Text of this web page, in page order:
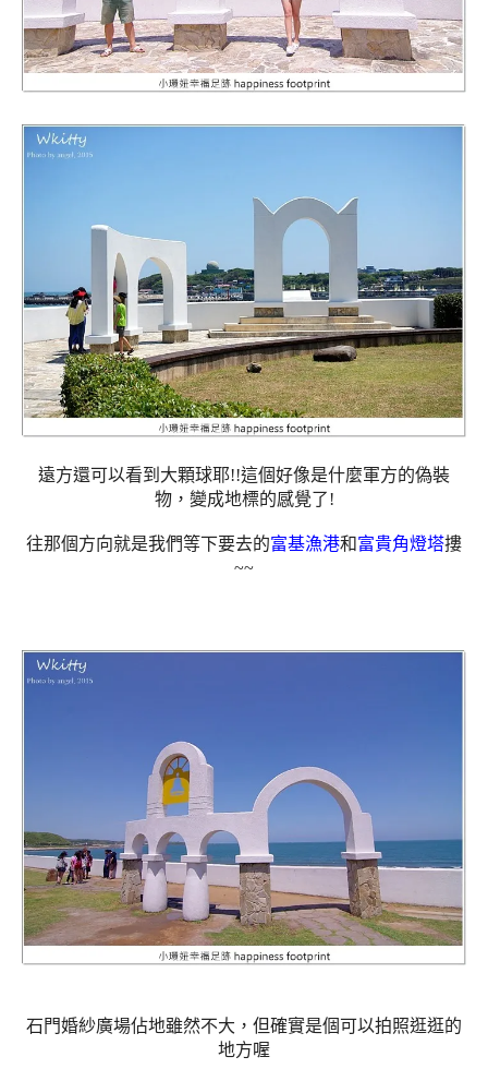
遠方還可以看到大顆球耶!!這個好像是什麼軍方的偽裝
物，變成地標的感覺了!
往那個方向就是我們等下要去的富基漁港和富貴角燈塔摟
~~
石門婚紗廣場佔地雖然不大，但確實是個可以拍照逛逛的
地方喔